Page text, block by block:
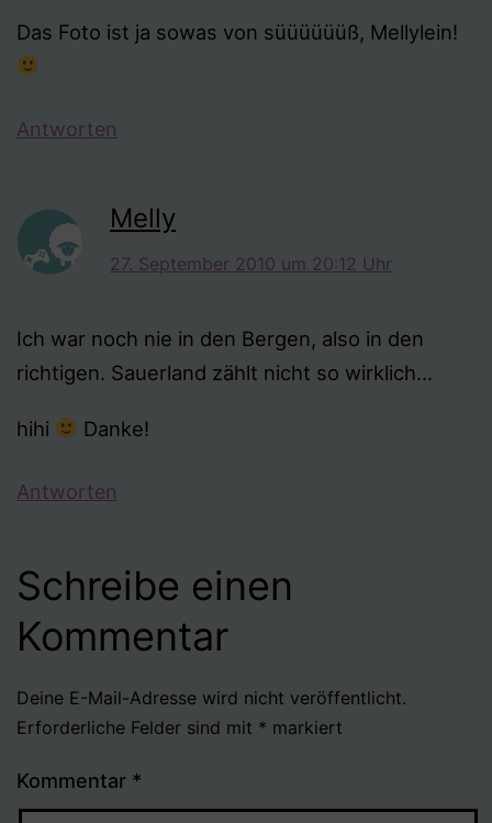
Das Foto ist ja sowas von süüüüüüß, Mellylein!
Antworten
Melly
27. September 2010 um 20:12 Uhr
Ich war noch nie in den Bergen, also in den
richtigen. Sauerland zählt nicht so wirklich…
hihi Danke!
Antworten
Schreibe einen
Kommentar
Deine E-Mail-Adresse wird nicht veröffentlicht.
Erforderliche Felder sind mit * markiert
Kommentar *